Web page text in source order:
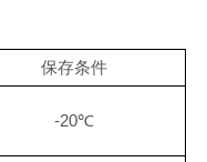
保存条件
-20℃